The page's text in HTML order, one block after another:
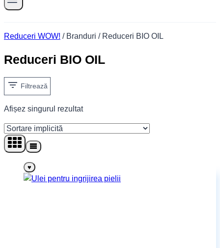
Reduceri WOW! / Branduri / Reduceri BIO OIL
Reduceri BIO OIL
Filtrează
Afișez singurul rezultat
♥